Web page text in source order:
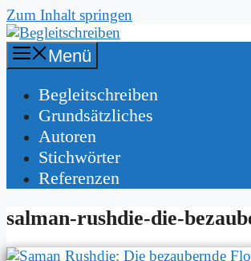
Zum Inhalt springen
Menü
Be­gleit­schrei­ben
Grund­sätz­li­ches
Au­toren
Stich­wör­ter
Re­fe­ren­zen
sal­man-rush­die-die-